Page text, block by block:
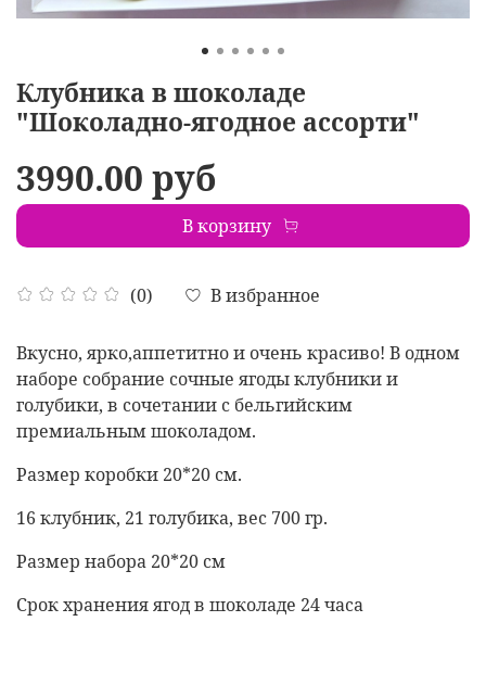
Клубника в шоколаде
"Шоколадно-ягодное ассорти"
(0) В избранное
3990.00 руб
В корзину
Вкусно, ярко,аппетитно и очень красиво! В одном
наборе собрание сочные ягоды клубники и
голубики, в сочетании с бельгийским
премиальным шоколадом.
Размер коробки 20*20 см.
16 клубник, 21 голубика, вес 700 гр.
Размер набора 20*20 см
Срок хранения ягод в шоколаде 24 часа